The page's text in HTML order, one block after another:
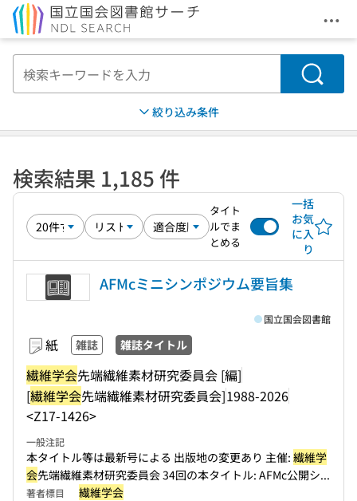
メ
検索
絞り込み条件
検索結果 1,185 件
タイト
ルでま
とめる
一括
お気
に入
り
AFMcミニシンポジウム要旨集
紙 雑誌 雑誌タイトル
繊維学会先端繊維素材研究委員会 [編]
[繊維学会先端繊維素材研究委員会]1988-2026
<Z17-1426>
国立国会図書館
一般注記
本タイトル等は最新号による 出版地の変更あり 主催: 繊維学
会先端繊維素材研究委員会 34回の本タイトル: AFMc公開シ...
著者標目 繊維学会